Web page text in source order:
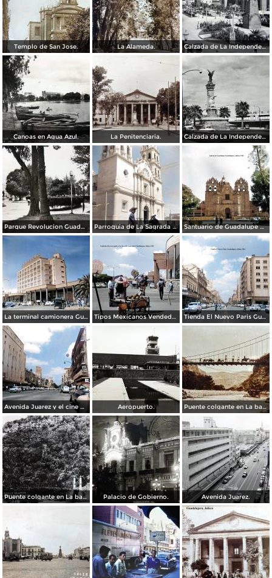
Templo de San Jose. La Alameda. Calzada de La Independencia y Mto. a Juarez Guadalajara, Jalisco. ( Circulada el 5 de Septiembre de 1929 ).
Canoas en Agua Azul. La Penitenciaria. Calzada de La Independencia Guadalajara, Jalisco.
Parque Revolucion Guadalajara, Jalisco. Parroquia de La Sagrada familia Guadalajara, Jalisco 1961. Santuario de Guadalupe Guadalajara, Jalisco 1961.
La terminal camionera Guadalajara, Jalisco 1961 Tipos Mexicanos Vendedor de cocos junto a La terminal camionera Guadalajara, Jalisco 1961 Tienda El Nuevo Paris Guadalajara, Jalisco 1961
Avenida Juarez y el cine Variedades Guadalajara, Jalisco 1961 Aeropuerto. Puente colgante en La barranca de Oblatos.
Puente colgante en La barranca de Oblatos. Palacio de Gobierno. Avenida Juarez.